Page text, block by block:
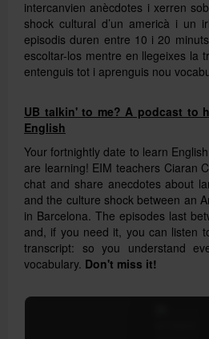
intercanvien anècdotes i xerren
shock cultural d’un americà i un
episodis duren entre 10 i 20
escoltar-los mentre en llegeixes la
entenguis tot i aprenguis nou
UB talkin' to me? A podcast to
English
Your fortnightly date to learn
are learning! EIM teachers Ciaran
chat and share anecdotes about
and the culture shock between an
in Barcelona. The episodes last
and, if you need it, you can listen
transcript: so you understand
vocabulary. Don't miss it!